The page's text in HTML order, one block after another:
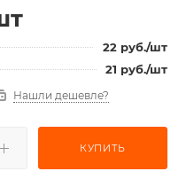
22 руб./шт
21 руб./шт
Нашли дешевле?
КУПИТЬ